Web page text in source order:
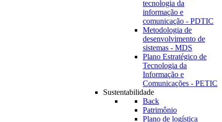
tecnologia da
informação e
comunicação - PDTIC
Metodologia de
desenvolvimento de
sistemas - MDS
Plano Estratégico de
Tecnologia da
Informação e
Comunicações - PETIC
Sustentabilidade
Back
Patrimônio
Plano de logística